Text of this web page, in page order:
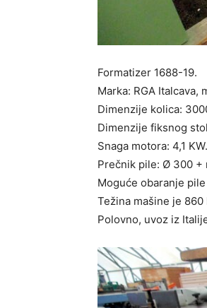
Formatizer 1688-19.
Marka: RGA Italcava,
Dimenzije kolica:
Dimenzije fiksnog
Snaga motora: 4,1 KW.
Prečnik pile: Ø 300 +
Moguće obaranje
Težina mašine je 860
Polovno, uvoz iz